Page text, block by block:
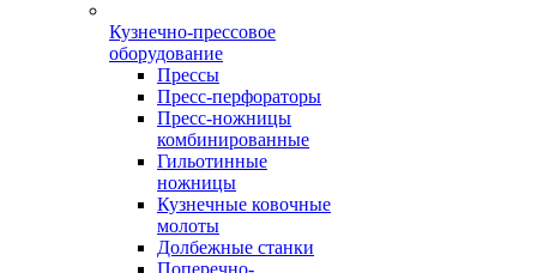
Кузнечно-прессовое
оборудование
Прессы
Пресс-перфораторы
Пресс-ножницы
комбинированные
Гильотинные
ножницы
Кузнечные ковочные
молоты
Долбежные станки
Поперечно-